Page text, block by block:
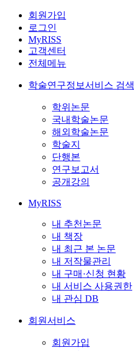
회원가입
로그인
MyRISS
고객센터
전체메뉴
학술연구정보서비스 검색
학위논문
국내학술논문
해외학술논문
학술지
단행본
연구보고서
공개강의
MyRISS
내 추천논문
내 책장
내 최근 본 논문
내 저작물관리
내 구매·신청 현황
내 서비스 사용권한
내 관심 DB
회원서비스
회원가입